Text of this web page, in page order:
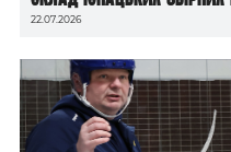
22.07.2026